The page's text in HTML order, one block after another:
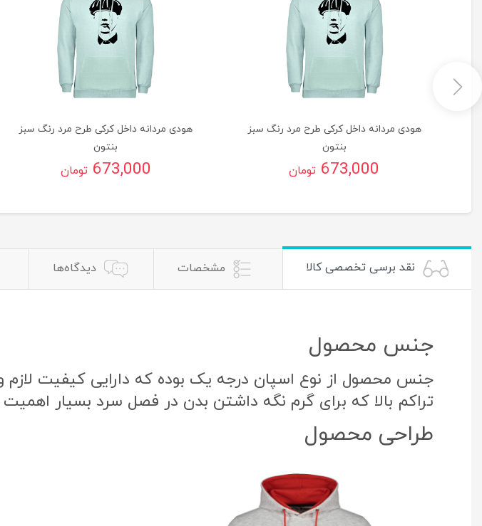
هودی مردانه داخل کرکی طرح مرد رنگ سبز
بنتون
673,000 تومان
هودی مردانه داخل کرکی طرح مرد رنگ سبز
بنتون
673,000 تومان
نقد برسی تخصصی کالا مشخصات دیدگاه‌ها
جنس محصول
جنس محصول از نوع اسپان درجه یک بوده که دارایی کیفیت لازم
تراکم بالا که برای گرم نگه داشتن بدن در فصل سرد بسیار
طراحی محصول